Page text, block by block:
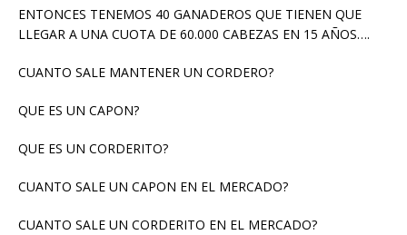
ENTONCES TENEMOS 40 GANADEROS QUE TIENEN QUE
LLEGAR A UNA CUOTA DE 60.000 CABEZAS EN 15 AÑOS….
CUANTO SALE MANTENER UN CORDERO?
QUE ES UN CAPON?
QUE ES UN CORDERITO?
CUANTO SALE UN CAPON EN EL MERCADO?
CUANTO SALE UN CORDERITO EN EL MERCADO?